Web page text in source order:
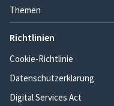
Themen
Richtlinien
Cookie-Richtlinie
Datenschutzerklärung
Digital Services Act